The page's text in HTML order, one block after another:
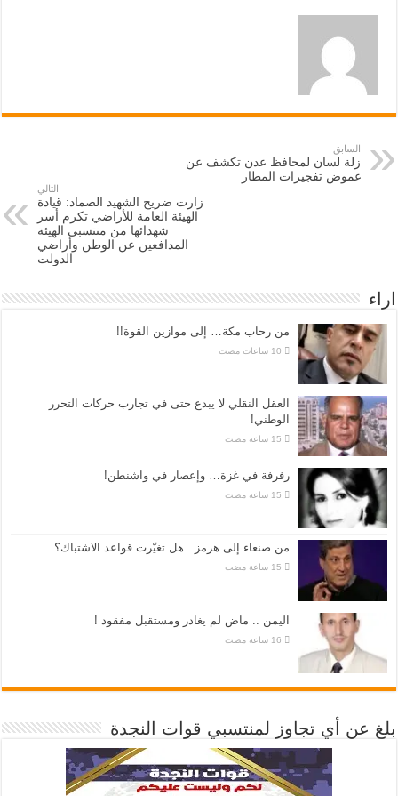
السابق
زلة لسان لمحافظ عدن تكشف عن
غموض تفجيرات المطار
التالي
زارت ضريح الشهيد الصماد: قيادة
الهيئة العامة للأراضي تكرم أسر
شهدائها من منتسبي الهيئة
المدافعين عن الوطن وأراضي
الدولت
اراء
من رحاب مكة… إلى موازين القوة!!
العقل النقلي لا يبدع حتى في تجارب حركات التحرر
الوطني!
رفرفة في غزة… وإعصار في واشنطن!
من صنعاء إلى هرمز.. هل تغيّرت قواعد الاشتباك؟
اليمن .. ماض لم يغادر ومستقبل مفقود !
بلغ عن أي تجاوز لمنتسبي قوات النجدة